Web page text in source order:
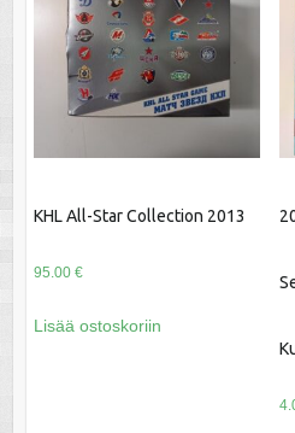
KHL All-Star Collection 2013
95.00 €
Lisää ostoskoriin